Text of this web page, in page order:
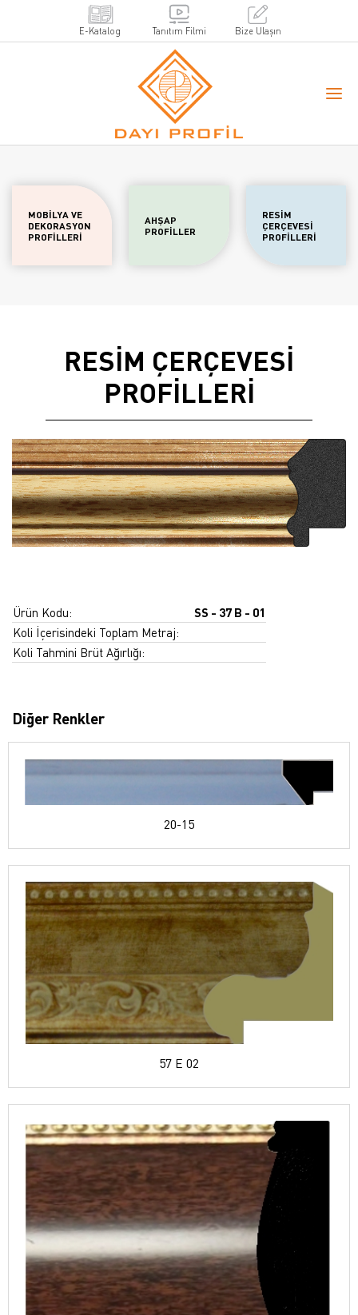
E-Katalog Tanıtım Filmi Bize Ulaşın
MOBİLYA VE
DEKORASYON
PROFİLLERİ
AHŞAP
PROFİLLER
RESİM
ÇERÇEVESİ
PROFİLLERİ
RESİM ÇERÇEVESİ
PROFİLLERİ
Ürün Kodu:
SS - 37 B - 01
Koli İçerisindeki Toplam Metraj:
Koli Tahmini Brüt Ağırlığı:
Diğer Renkler
20-15
57 E 02